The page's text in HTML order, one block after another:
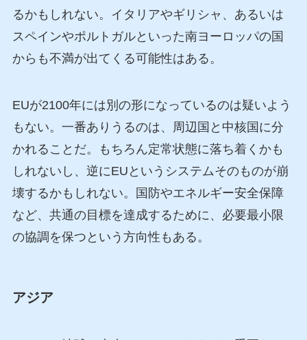
るかもしれない。イタリアやギリシャ、あるいは
スペインやポルトガルといった南ヨーロッパの国
からも不満が出てくる可能性はある。
EUが2100年には別の形になっているのは疑いよう
もない。一番ありうるのは、周辺国と中核国に分
かれることだ。もちろん定常状態に落ち着くかも
しれないし、逆にEUというシステムそのものが崩
壊するかもしれない。国防やエネルギー安全保障
など、共通の目標を達成するために、必要最小限
の協調を保つという方向性もある。
アジア